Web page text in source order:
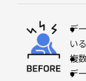
デ
い
複
デ